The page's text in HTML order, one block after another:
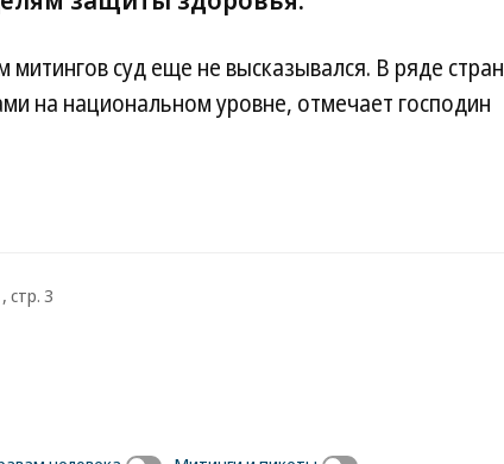
суд еще не высказывался. В ряде стран
на национальном уровне, отмечает господин
стр. 3